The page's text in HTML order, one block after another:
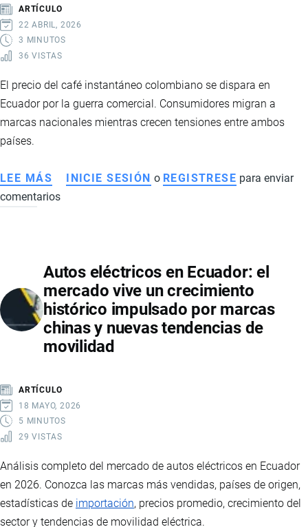
ARTÍCULO
22 ABRIL, 2026
3 MINUTOS
36 VISTAS
El precio del café instantáneo colombiano se dispara en
Ecuador por la guerra comercial. Consumidores migran a
marcas nacionales mientras crecen tensiones entre ambos
países.
LEE MÁS SOBRE
ALZA
EN
ECUADOR:
GUERRA
COMERCIAL
IMPULSA
MARCAS
NACIONALES
INICIE SESIÓN o REGISTRESE para enviar
comentarios
Autos eléctricos en Ecuador: el
mercado vive un crecimiento
histórico impulsado por marcas
chinas y nuevas tendencias de
movilidad
ARTÍCULO
18 MAYO, 2026
5 MINUTOS
29 VISTAS
Análisis completo del mercado de autos eléctricos en Ecuador
en 2026. Conozca las marcas más vendidas, países de origen,
estadísticas de importación, precios promedio, crecimiento del
sector y tendencias de movilidad eléctrica.